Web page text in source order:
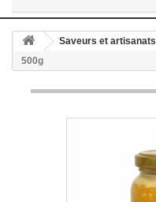
Saveurs et artisanats
500g